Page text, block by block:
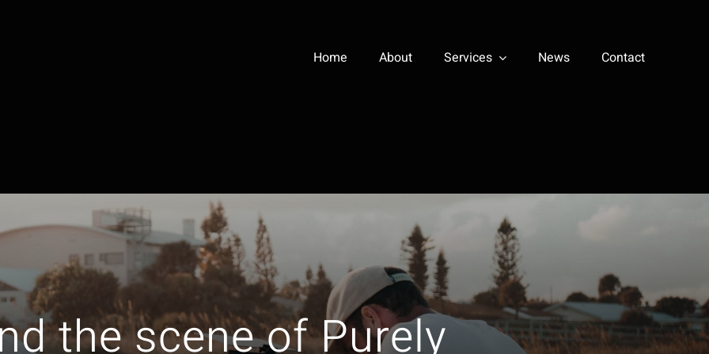
Home About Services News Contact
the scene of Purely